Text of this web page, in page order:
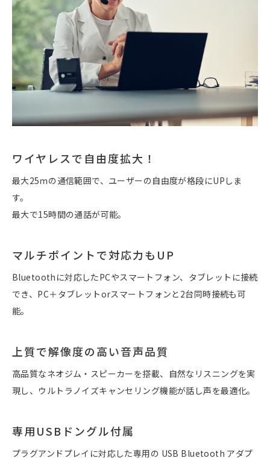
ワイヤレスで自由度拡大！
最大25ｍの通信範囲で、ユーザーの自由度が格段にUPしま
す。
最大で15時間の通話が可能。
マルチポイントで対応力もUP
Bluetoothに対応したPCやスマートフォン、タブレットに接続
でき、PC＋タブレットorスマートフォンと2台同時接続も可
能。
上質で解像度の高い音声品質
高品質なネオジム・スピーカーを搭載、自然なリスニングを実
現し、ウルトラノイズキャンセリング機能が話し声を最適化。
専用USBドングル付属
プラグアンドプレイに対応した専用の USB Bluetooth アダプ